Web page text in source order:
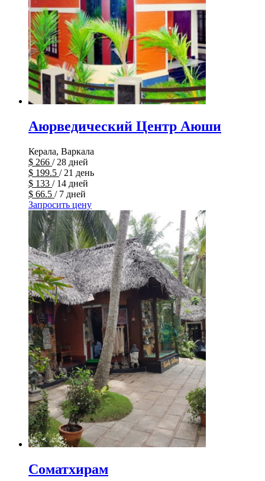
Аюрведический Центр Аюши
Керала, Варкала
$ 266 / 28 дней
$ 199.5 / 21 день
$ 133 / 14 дней
$ 66.5 / 7 дней
Запросить цену
Соматхирам